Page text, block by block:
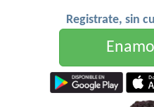
Registrate, sin